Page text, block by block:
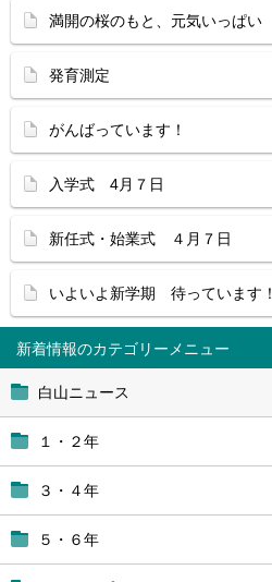
新着情報
白山ニュース
１・２年
３・４年
５・６年
満開の桜のもと、元気いっぱい
発育測定
がんばっています！
入学式 4月７日
新任式・始業式 ４月７日
いよいよ新学期 待っています！